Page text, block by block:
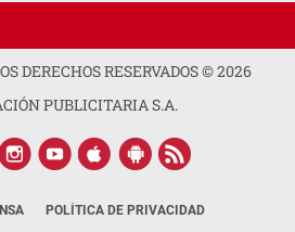
DERECHOS RESERVADOS ©2026
PUBLICITARIA S.A.
POLÍTICA DE PRIVACIDAD